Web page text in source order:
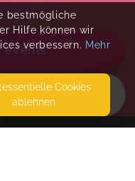
events
bestmögliche
Hilfe können wir
verbessern. Mehr
Cookies
ablehnen